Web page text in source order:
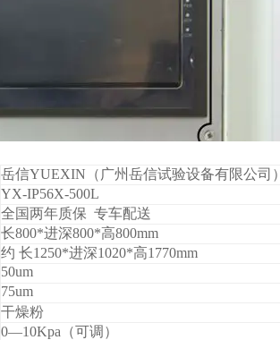
岳信YUEXIN（广州岳信试验设备有限公司）
YX-IP56X-500L
全国两年质保 专车配送
长800*进深800*高800mm
约 长1250*进深1020*高1770mm
50um
75um
干燥粉
0—10Kpa （可调）